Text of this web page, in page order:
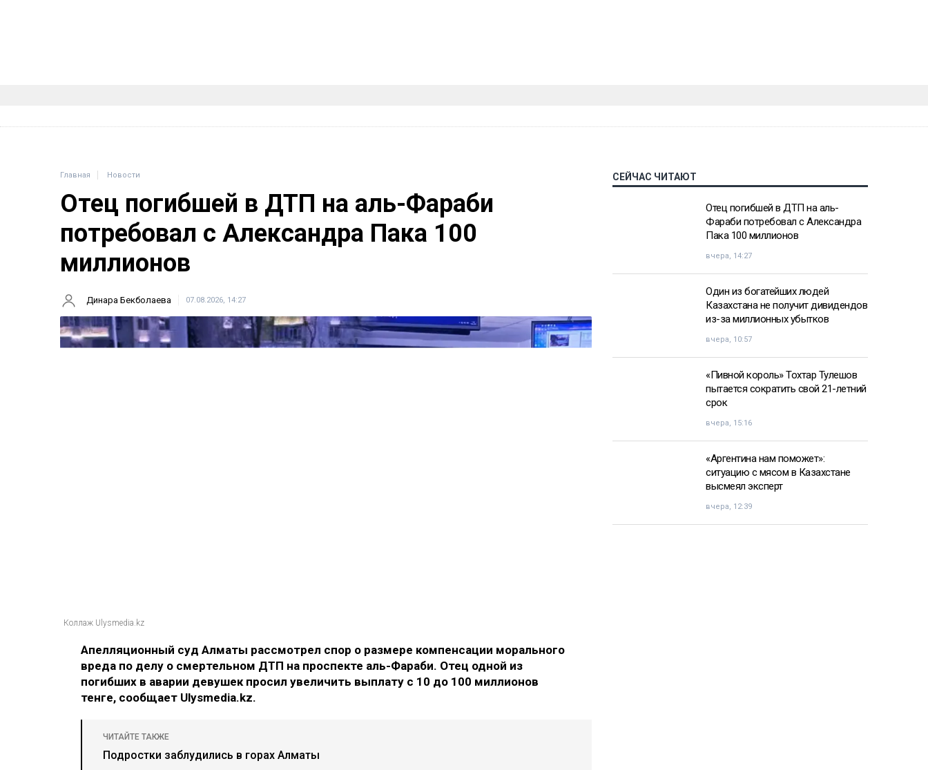
Главная Новости
Отец погибшей в ДТП на аль-Фараби
потребовал с Александра Пака 100
миллионов
Динара Бекболаева 07.08.2026, 14:27
Коллаж Ulysmedia.kz
Апелляционный суд Алматы рассмотрел спор о размере компенсации морального
вреда по делу о смертельном ДТП на проспекте аль-Фараби. Отец одной из
погибших в аварии девушек просил увеличить выплату с 10 до 100 миллионов
тенге, сообщает Ulysmedia.kz.
ЧИТАЙТЕ ТАКЖЕ
Подростки заблудились в горах Алматы
СЕЙЧАС ЧИТАЮТ
Отец погибшей в ДТП на аль-
Фараби потребовал с Александра
Пака 100 миллионов
вчера, 14:27
Один из богатейших людей
Казахстана не получит дивидендов
из-за миллионных убытков
вчера, 10:57
«Пивной король» Тохтар Тулешов
пытается сократить свой 21-летний
срок
вчера, 15:16
«Аргентина нам поможет»:
ситуацию с мясом в Казахстане
высмеял эксперт
вчера, 12:39